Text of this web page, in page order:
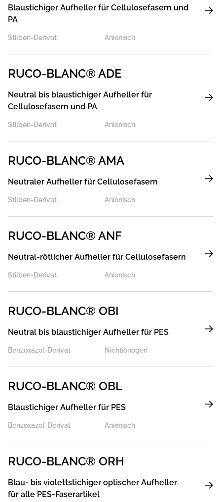
Blaustichiger Aufheller für Cellulosefasern und
PA
Stilben-Derivat Anionisch
RUCO-BLANC® ADE
Neutral bis blaustichiger Aufheller für
Cellulosefasern und PA
Stilben-Derivat Anionisch
RUCO-BLANC® AMA
Neutraler Aufheller für Cellulosefasern
Stilben-Derivat Anionisch
RUCO-BLANC® ANF
Neutral-rötlicher Aufheller für Cellulosefasern
Stilben-Derivat Anionisch
RUCO-BLANC® OBI
Neutral bis blaustichiger Aufheller für PES
Benzoxazol-Derivat Nichtionogen
RUCO-BLANC® OBL
Blaustichiger Aufheller für PES
Benzoxazol-Derivat Anionisch
RUCO-BLANC® ORH
Blau- bis violettstichiger optischer Aufheller
für alle PES-Faserartikel